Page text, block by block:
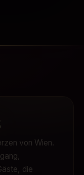
von Wien.
die